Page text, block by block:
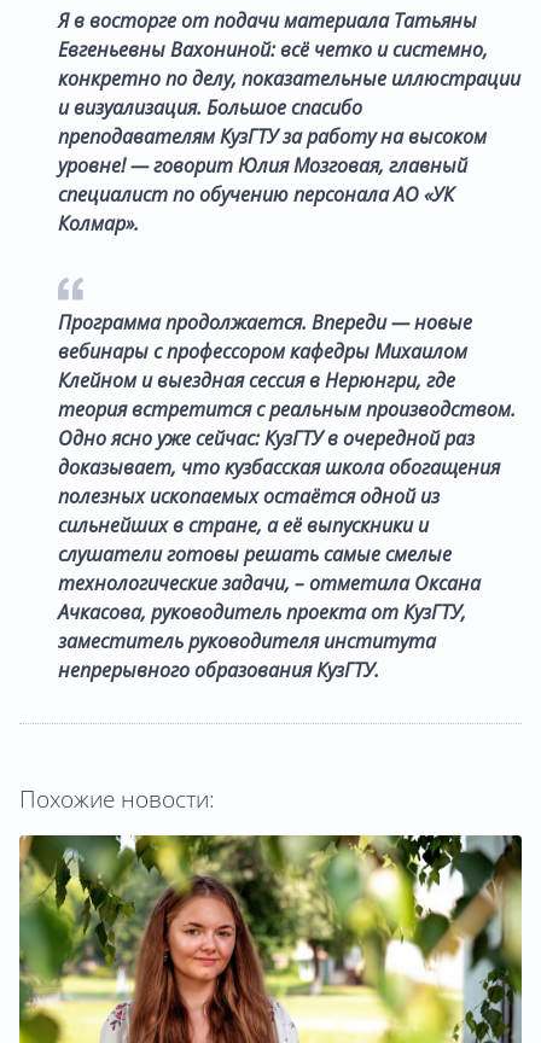
Я в восторге от подачи материала Татьяны
Евгеньевны Вахониной: всё четко и системно,
конкретно по делу, показательные иллюстрации
и визуализация. Большое спасибо
преподавателям КузГТУ за работу на высоком
уровне! — говорит Юлия Мозговая, главный
специалист по обучению персонала АО «УК
Колмар».
Программа продолжается. Впереди — новые
вебинары с профессором кафедры Михаилом
Клейном и выездная сессия в Нерюнгри, где
теория встретится с реальным производством.
Одно ясно уже сейчас: КузГТУ в очередной раз
доказывает, что кузбасская школа обогащения
полезных ископаемых остаётся одной из
сильнейших в стране, а её выпускники и
слушатели готовы решать самые смелые
технологические задачи, – отметила Оксана
Ачкасова, руководитель проекта от КузГТУ,
заместитель руководителя института
непрерывного образования КузГТУ.
Похожие новости: